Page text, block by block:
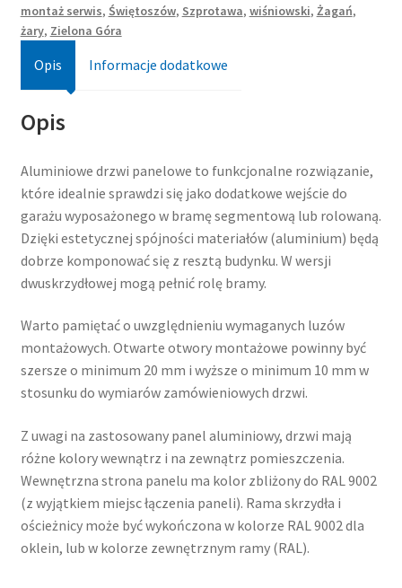
montaż serwis, Świętoszów, Szprotawa, wiśniowski, Żagań,
żary, Zielona Góra
Opis Informacje dodatkowe
Opis
Aluminiowe drzwi panelowe to funkcjonalne rozwiązanie,
które idealnie sprawdzi się jako dodatkowe wejście do
garażu wyposażonego w bramę segmentową lub rolowaną.
Dzięki estetycznej spójności materiałów (aluminium) będą
dobrze komponować się z resztą budynku. W wersji
dwuskrzydłowej mogą pełnić rolę bramy.
Warto pamiętać o uwzględnieniu wymaganych luzów
montażowych. Otwarte otwory montażowe powinny być
szersze o minimum 20 mm i wyższe o minimum 10 mm w
stosunku do wymiarów zamówieniowych drzwi.
Z uwagi na zastosowany panel aluminiowy, drzwi mają
różne kolory wewnątrz i na zewnątrz pomieszczenia.
Wewnętrzna strona panelu ma kolor zbliżony do RAL 9002
(z wyjątkiem miejsc łączenia paneli). Rama skrzydła i
ościeżnicy może być wykończona w kolorze RAL 9002 dla
oklein, lub w kolorze zewnętrznym ramy (RAL).